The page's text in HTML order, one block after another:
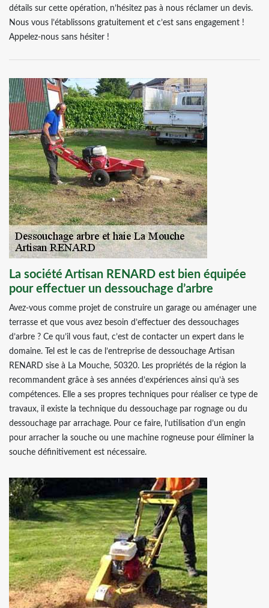
détails sur cette opération, n’hésitez pas à nous réclamer un devis.
Nous vous l’établissons gratuitement et c’est sans engagement !
Appelez-nous sans hésiter !
La société Artisan RENARD est bien équipée
pour effectuer un dessouchage d’arbre
Avez-vous comme projet de construire un garage ou aménager une
terrasse et que vous avez besoin d’effectuer des dessouchages
d’arbre ? Ce qu’il vous faut, c’est de contacter un expert dans le
domaine. Tel est le cas de l’entreprise de dessouchage Artisan
RENARD sise à La Mouche, 50320. Les propriétés de la région la
recommandent grâce à ses années d’expériences ainsi qu’à ses
compétences. Elle a ses propres techniques pour réaliser ce type de
travaux, il existe la technique du dessouchage par rognage ou du
dessouchage par arrachage. Pour ce faire, l’utilisation d’un engin
pour arracher la souche ou une machine rogneuse pour éliminer la
souche définitivement est nécessaire.